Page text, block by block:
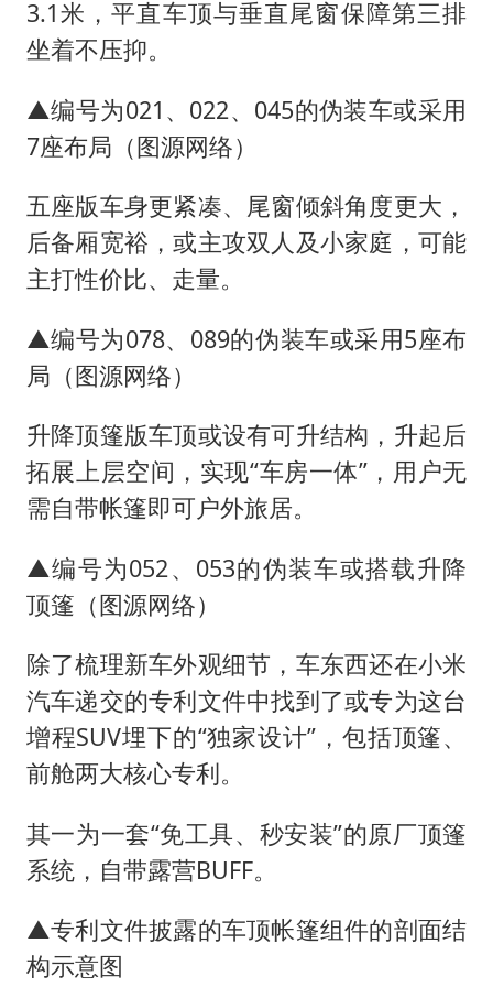
3.1米，平直车顶与垂直尾窗保障第三排
坐着不压抑。
▲编号为021、022、045的伪装车或采用
7座布局（图源网络）
五座版车身更紧凑、尾窗倾斜角度更大，
后备厢宽裕，或主攻双人及小家庭，可能
主打性价比、走量。
▲编号为078、089的伪装车或采用5座布
局（图源网络）
升降顶篷版车顶或设有可升结构，升起后
拓展上层空间，实现“车房一体”，用户无
需自带帐篷即可户外旅居。
▲编号为052、053的伪装车或搭载升降
顶篷（图源网络）
除了梳理新车外观细节，车东西还在小米
汽车递交的专利文件中找到了或专为这台
增程SUV埋下的“独家设计”，包括顶篷、
前舱两大核心专利。
其一为一套“免工具、秒安装”的原厂顶篷
系统，自带露营BUFF。
▲专利文件披露的车顶帐篷组件的剖面结
构示意图